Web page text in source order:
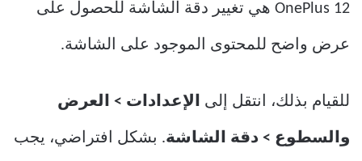
OnePlus 12 هي تغيير دقة الشاشة للحصول على
عرض واضح للمحتوى الموجود على الشاشة.
للقيام بذلك، انتقل إلى الإعدادات > العرض
والسطوع > دقة الشاشة. بشكل افتراضي، يجب